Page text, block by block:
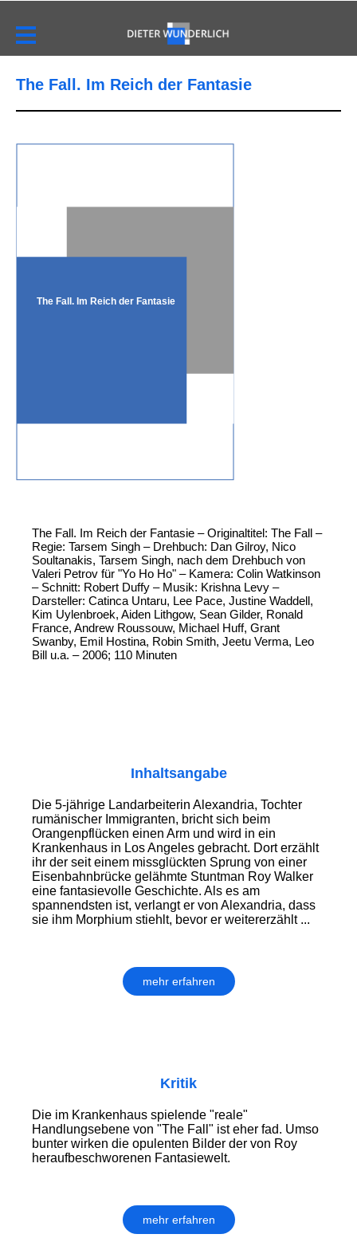
The Fall. Im Reich der Fantasie
The Fall. Im Reich der Fantasie
The Fall. Im Reich der Fantasie – Originaltitel: The Fall –
Regie: Tarsem Singh – Drehbuch: Dan Gilroy, Nico
Soultanakis, Tarsem Singh, nach dem Drehbuch von
Valeri Petrov für "Yo Ho Ho" – Kamera: Colin Watkinson
– Schnitt: Robert Duffy – Musik: Krishna Levy –
Darsteller: Catinca Untaru, Lee Pace, Justine Waddell,
Kim Uylenbroek, Aiden Lithgow, Sean Gilder, Ronald
France, Andrew Roussouw, Michael Huff, Grant
Swanby, Emil Hostina, Robin Smith, Jeetu Verma, Leo
Bill u.a. – 2006; 110 Minuten
Inhaltsangabe
Die 5-jährige Landarbeiterin Alexandria, Tochter
rumänischer Immigranten, bricht sich beim
Orangenpflücken einen Arm und wird in ein
Krankenhaus in Los Angeles gebracht. Dort erzählt
ihr der seit einem missglückten Sprung von einer
Eisenbahnbrücke gelähmte Stuntman Roy Walker
eine fantasievolle Geschichte. Als es am
spannendsten ist, verlangt er von Alexandria, dass
sie ihm Morphium stiehlt, bevor er weitererzählt ...
mehr erfahren
Kritik
Die im Krankenhaus spielende "reale"
Handlungsebene von "The Fall" ist eher fad. Umso
bunter wirken die opulenten Bilder der von Roy
heraufbeschworenen Fantasiewelt.
mehr erfahren